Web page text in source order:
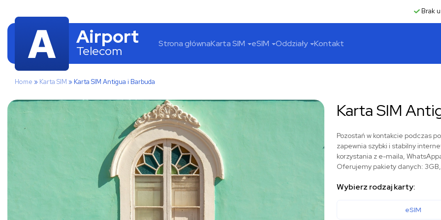
Brak
Airport
Telecom Strona głównaKarta SIM eSIM Oddziały Kontakt
Home » Karta SIM » Karta SIM Antigua i Barbuda
Karta SIM
Pozostań w kontakcie podczas
zapewnia szybki i stabilny
korzystania z e-maila,
Oferujemy pakiety danych:
Wybierz rodzaj karty:
eSIM